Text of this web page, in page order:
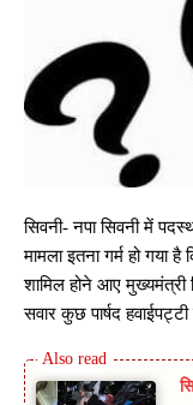
सिवनी- नपा सिवनी में
मामला इतना गर्म हो गया
शामिल होने आए मुख्यमंत्री
सवार कुछ पार्षद